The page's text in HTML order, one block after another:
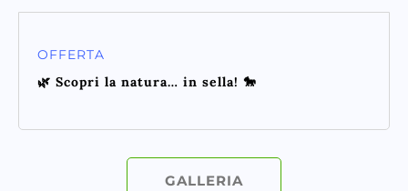
OFFERTA
🌿 Scopri la natura… in sella! 🐎
GALLERIA